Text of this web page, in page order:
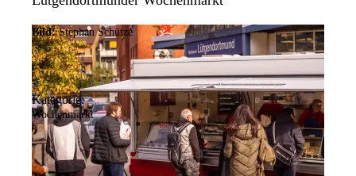
Bild: Stephan Schütze
Kategorie:
Wochenmarkt